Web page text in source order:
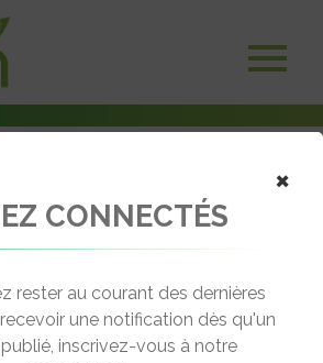
pour la Honda N-One e
×
CONNECTÉS
rester au courant des dernières
une notification dès qu'un
inscrivez-vous à notre